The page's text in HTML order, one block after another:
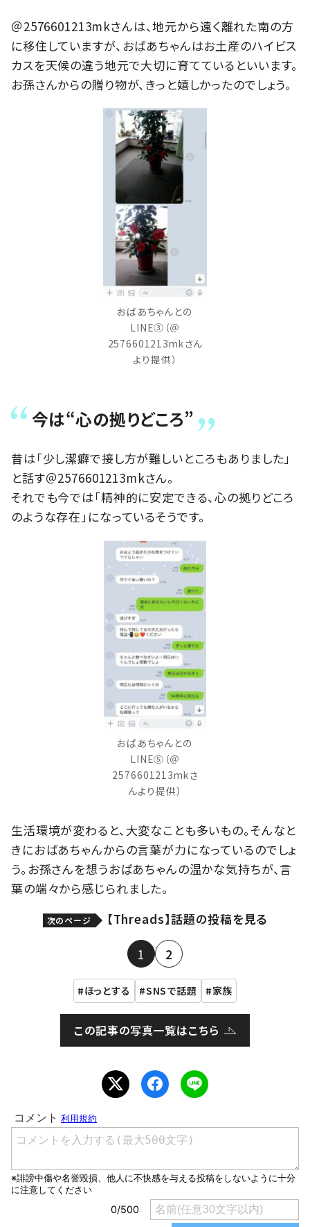
＠2576601213mkさんは、地元から遠く離れた南の方
に移住していますが、おばあちゃんはお土産のハイビス
カスを天候の違う地元で大切に育てているといいます。
お孫さんからの贈り物が、きっと嬉しかったのでしょう。
おばあちゃんとの
LINE③（＠
2576601213mkさん
より提供）
今は“心の拠りどころ”
昔は「少し潔癖で接し方が難しいところもありました」
と話す＠2576601213mkさん。
それでも今では「精神的に安定できる、心の拠りどころ
のような存在」になっているそうです。
おばあちゃんとの
LINE⑤（＠
2576601213mkさ
んより提供）
生活環境が変わると、大変なことも多いもの。そんなと
きにおばあちゃんからの言葉が力になっているのでしょ
う。お孫さんを想うおばあちゃんの温かな気持ちが、言
葉の端々から感じられました。
次のページ 【Threads】話題の投稿を見る
1 2
ほっとする SNSで話題 家族
この記事の写真一覧はこちら